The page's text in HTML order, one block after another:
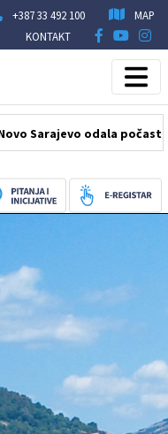
+387 33 492 100
MAP
KONTAKT
odala počast